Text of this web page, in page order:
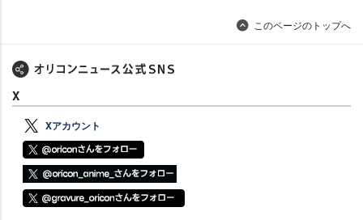
このページのトップへ
X
Xアカウント